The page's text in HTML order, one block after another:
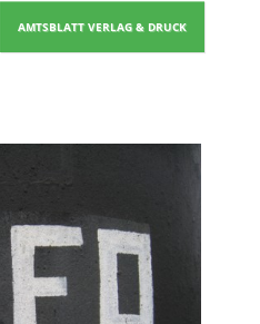
AMTSBLATT VERLAG & DRUCK